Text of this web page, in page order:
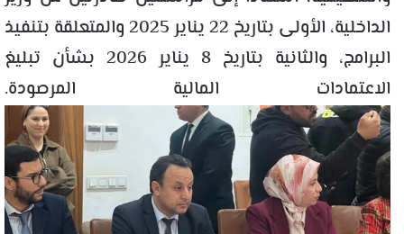
الداخلية، الأولى بتاريخ 22 يناير 2025 والمتعلقة بتنفيذ
البرامج، والثانية بتاريخ 8 يناير 2026 بشأن تبليغ
الاعتمادات المالية المرصودة.